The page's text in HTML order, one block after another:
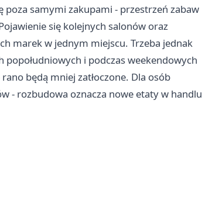
samymi zakupami - przestrzeń zabaw
się kolejnych salonów oraz
marek w jednym miejscu. Trzeba jednak
i podczas weekendowych
będą mniej zatłoczone. Dla osób
- rozbudowa oznacza nowe etaty w handlu